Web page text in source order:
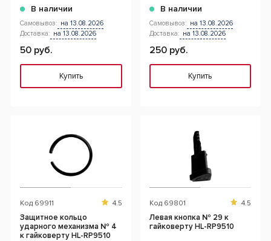
В наличии
Самовывоз: на 13.08.2026
Доставка: на 13.08.2026
50 руб.
Купить
В наличии
Самовывоз: на 13.08.2026
Доставка: на 13.08.2026
250 руб.
Купить
Код 69911 4.5
Защитное кольцо
ударного механизма № 4
к гайковерту HL-RP9510
Код 69801 4.5
Левая кнопка № 29 к
гайковерту HL-RP9510